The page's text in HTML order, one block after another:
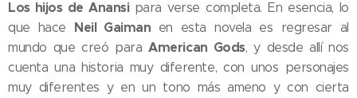
Los hijos de Anansi para verse completa. En esencia, lo
que hace Neil Gaiman en esta novela es regresar al
mundo que creó paraAmerican Gods, y desde allí nos
cuenta una historia muy diferente, con unos personajes
muy diferentes y en un tono más ameno y con cierta